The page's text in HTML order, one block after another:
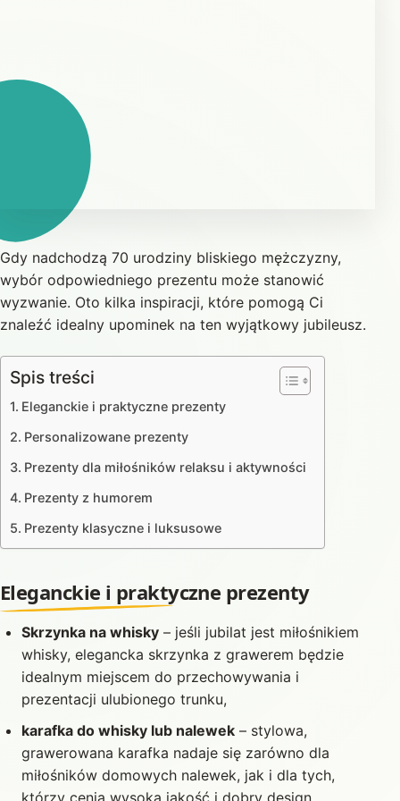
Gdy nadchodzą 70 urodziny bliskiego mężczyzny,
wybór odpowiedniego prezentu może stanowić
wyzwanie. Oto kilka inspiracji, które pomogą Ci
znaleźć idealny upominek na ten wyjątkowy jubileusz.
Spis treści
Eleganckie i praktyczne prezenty
Personalizowane prezenty
Prezenty dla miłośników relaksu i aktywności
Prezenty z humorem
Prezenty klasyczne i luksusowe
Eleganckie i praktyczne prezenty
Skrzynka na whisky – jeśli jubilat jest miłośnikiem
whisky, elegancka skrzynka z grawerem będzie
idealnym miejscem do przechowywania i
prezentacji ulubionego trunku,
karafka do whisky lub nalewek – stylowa,
grawerowana karafka nadaje się zarówno dla
miłośników domowych nalewek, jak i dla tych,
którzy cenią wysoką jakość i dobry design,